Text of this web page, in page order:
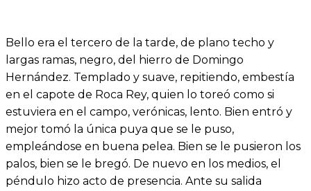
Bello era el tercero de la tarde, de plano techo y
largas ramas, negro, del hierro de Domingo
Hernández. Templado y suave, repitiendo, embestía
en el capote de Roca Rey, quien lo toreó como si
estuviera en el campo, verónicas, lento. Bien entró y
mejor tomó la única puya que se le puso,
empleándose en buena pelea. Bien se le pusieron los
palos, bien se le bregó. De nuevo en los medios, el
péndulo hizo acto de presencia. Ante su salida